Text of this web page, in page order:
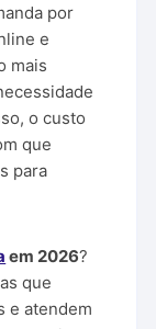
por
e
mais
o custo
que
para
em 2026?
que
e atendem